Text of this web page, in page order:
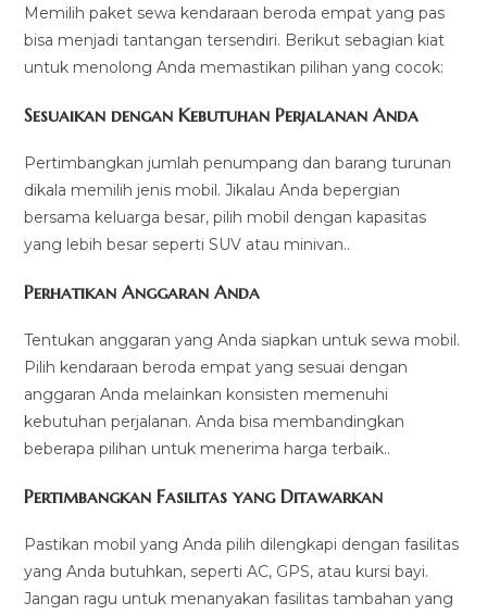
Memilih paket sewa kendaraan beroda empat yang pas
bisa menjadi tantangan tersendiri. Berikut sebagian kiat
untuk menolong Anda memastikan pilihan yang cocok:
Sesuaikan dengan Kebutuhan Perjalanan Anda
Pertimbangkan jumlah penumpang dan barang turunan
dikala memilih jenis mobil. Jikalau Anda bepergian
bersama keluarga besar, pilih mobil dengan kapasitas
yang lebih besar seperti SUV atau minivan..
Perhatikan Anggaran Anda
Tentukan anggaran yang Anda siapkan untuk sewa mobil.
Pilih kendaraan beroda empat yang sesuai dengan
anggaran Anda melainkan konsisten memenuhi
kebutuhan perjalanan. Anda bisa membandingkan
beberapa pilihan untuk menerima harga terbaik..
Pertimbangkan Fasilitas yang Ditawarkan
Pastikan mobil yang Anda pilih dilengkapi dengan fasilitas
yang Anda butuhkan, seperti AC, GPS, atau kursi bayi.
Jangan ragu untuk menanyakan fasilitas tambahan yang